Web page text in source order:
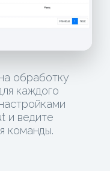
обработку
каждого
и ведите
команды.